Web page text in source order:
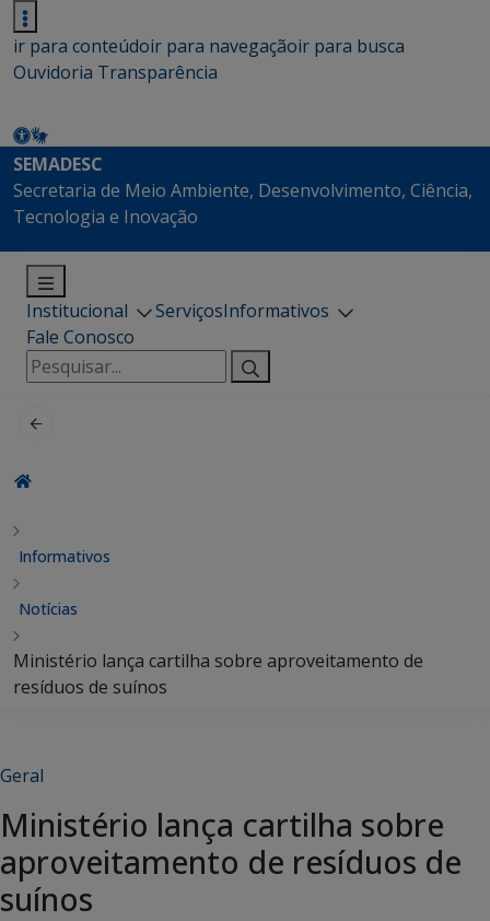
ir para conteúdoir para navegaçãoir para busca
Ouvidoria Transparência
SEMADESC
Secretaria de Meio Ambiente, Desenvolvimento, Ciência,
Tecnologia e Inovação
Institucional ServiçosInformativos
Fale Conosco
Pesquisar
por:
Informativos
Notícias
Ministério lança cartilha sobre aproveitamento de
resíduos de suínos
Geral
Ministério lança cartilha sobre
aproveitamento de resíduos de
suínos